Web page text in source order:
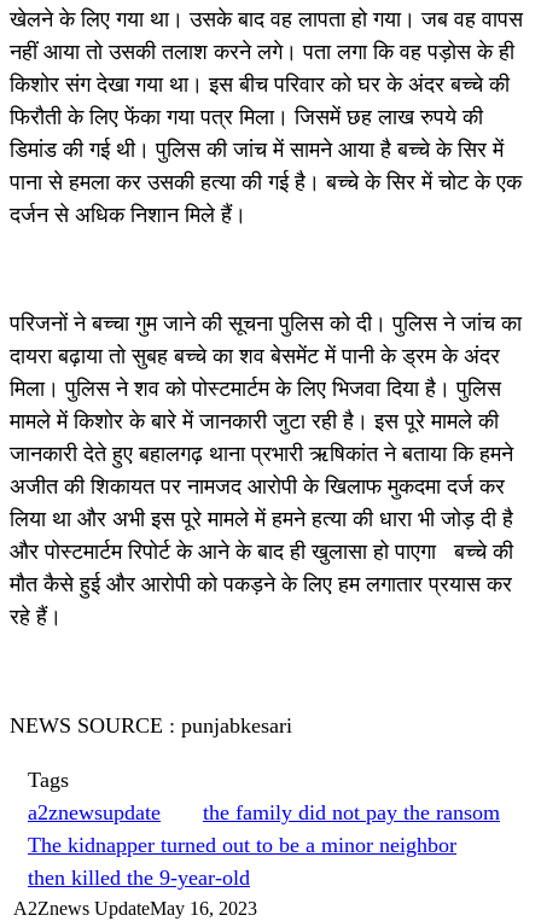
खेलने के लिए गया था। उसके बाद वह लापता हो गया। जब वह वापस
नहीं आया तो उसकी तलाश करने लगे। पता लगा कि वह पड़ोस के ही
किशोर संग देखा गया था। इस बीच परिवार को घर के अंदर बच्चे की
फिरौती के लिए फेंका गया पत्र मिला। जिसमें छह लाख रुपये की
डिमांड की गई थी। पुलिस की जांच में सामने आया है बच्चे के सिर में
पाना से हमला कर उसकी हत्या की गई है। बच्चे के सिर में चोट के एक
दर्जन से अधिक निशान मिले हैं।
परिजनों ने बच्चा गुम जाने की सूचना पुलिस को दी। पुलिस ने जांच का
दायरा बढ़ाया तो सुबह बच्चे का शव बेसमेंट में पानी के ड्रम के अंदर
मिला। पुलिस ने शव को पोस्टमार्टम के लिए भिजवा दिया है। पुलिस
मामले में किशोर के बारे में जानकारी जुटा रही है। इस पूरे मामले की
जानकारी देते हुए बहालगढ़ थाना प्रभारी ऋषिकांत ने बताया कि हमने
अजीत की शिकायत पर नामजद आरोपी के खिलाफ मुकदमा दर्ज कर
लिया था और अभी इस पूरे मामले में हमने हत्या की धारा भी जोड़ दी है
और पोस्टमार्टम रिपोर्ट के आने के बाद ही खुलासा हो पाएगा बच्चे की
मौत कैसे हुई और आरोपी को पकड़ने के लिए हम लगातार प्रयास कर
रहे हैं।
NEWS SOURCE : punjabkesari
Tags
a2znewsupdate
the family did not pay the ransom
The kidnapper turned out to be a minor neighbor
then killed the 9-year-old
A2Znews UpdateMay 16, 2023